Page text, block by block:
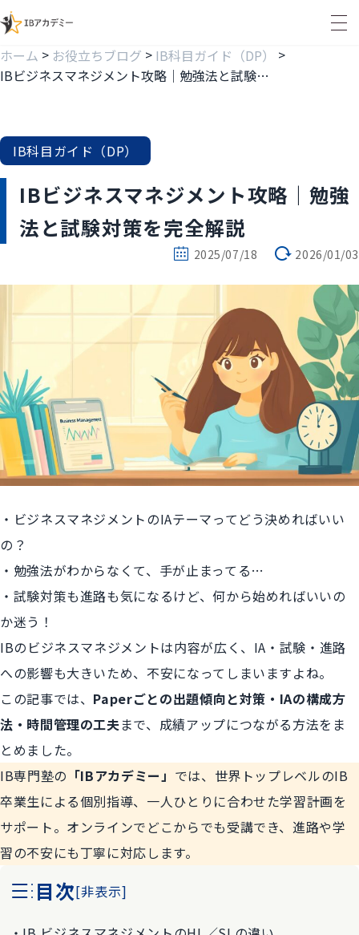
ホーム > お役立ちブログ > IB科目ガイド（DP）
>
IBビジネスマネジメント攻略｜勉強法と試験対策を完全解説
IB科目ガイド（DP）
IBビジネスマネジメント攻略｜勉強
法と試験対策を完全解説
2025/07/18 2026/01/03
・ビジネスマネジメントのIAテーマってどう決めればいい
の？
・勉強法がわからなくて、手が止まってる…
・試験対策も進路も気になるけど、何から始めればいいの
か迷う！
IBのビジネスマネジメントは内容が広く、IA・試験・進路
への影響も大きいため、不安になってしまいますよね。
この記事では、 Paperごとの出題傾向と対策・IAの構成方
法・時間管理の工夫まで、成績アップにつながる方法をま
とめました。
IB専門塾の 「IBアカデミー」 では、世界トップレベルのIB
卒業生による個別指導、一人ひとりに合わせた学習計画を
サポート。オンラインでどこからでも受講でき、進路や学
習の不安にも丁寧に対応します。
目次[非表示]